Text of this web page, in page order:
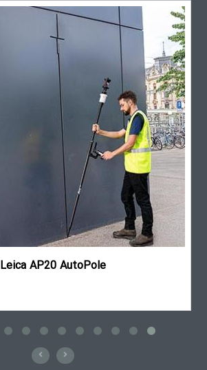
Leica AP20 AutoPoleمنشور 360 درجه لایکا مدل GRZ4